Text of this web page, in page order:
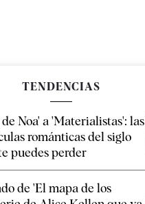
TENDENCIAS
Noa' a 'Materialistas': las
románticas del siglo
puedes perder
de 'El mapa de los